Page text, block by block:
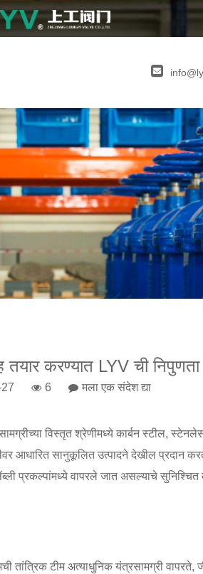
तयार करण्यात LYV ची निपुणता
6 मला एक संदेश द्या
विस्तृत श्रेणीमध्ये कार्बन स्टील,
आधारित सानुकूलित उत्पादने देखील प्रदान
प्रकल्पांमध्ये वापरले जात असल्याचे सुनिश्चित
तांत्रिक टीम अत्याधुनिक यंत्रसामग्री